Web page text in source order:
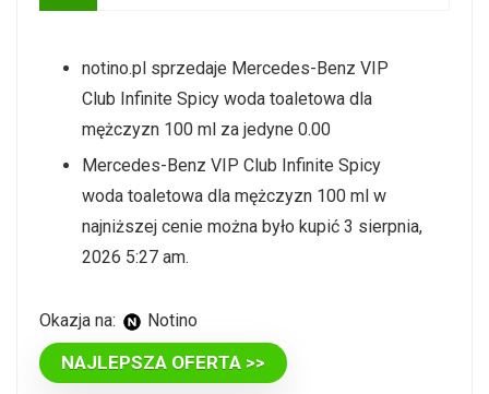
notino.pl sprzedaje Mercedes-Benz VIP
Club Infinite Spicy woda toaletowa dla
mężczyzn 100 ml za jedyne 0.00
Mercedes-Benz VIP Club Infinite Spicy
woda toaletowa dla mężczyzn 100 ml w
najniższej cenie można było kupić 3 sierpnia,
2026 5:27 am.
Okazja na: Notino
NAJLEPSZA OFERTA >>